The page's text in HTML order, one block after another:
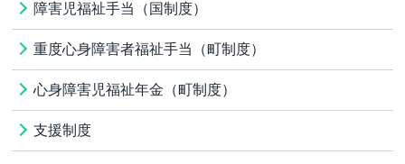
障害児福祉手当（国制度）
重度心身障害者福祉手当（町制度）
心身障害児福祉年金（町制度）
支援制度